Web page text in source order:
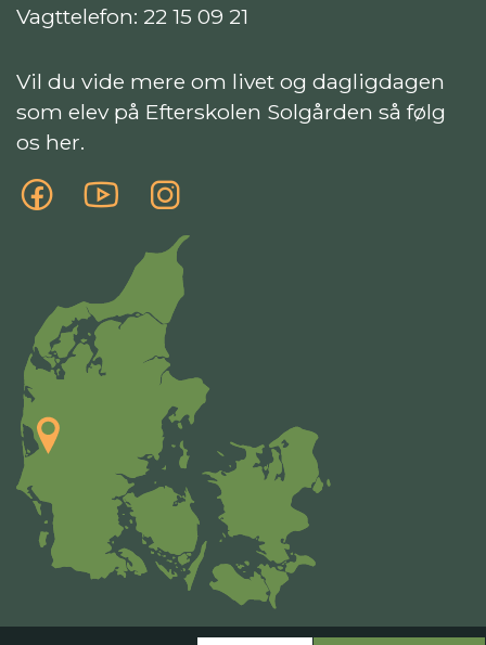
Vagttelefon: 22 15 09 21
Vil du vide mere om livet og dagligdagen
som elev på Efterskolen Solgården så følg
os her.